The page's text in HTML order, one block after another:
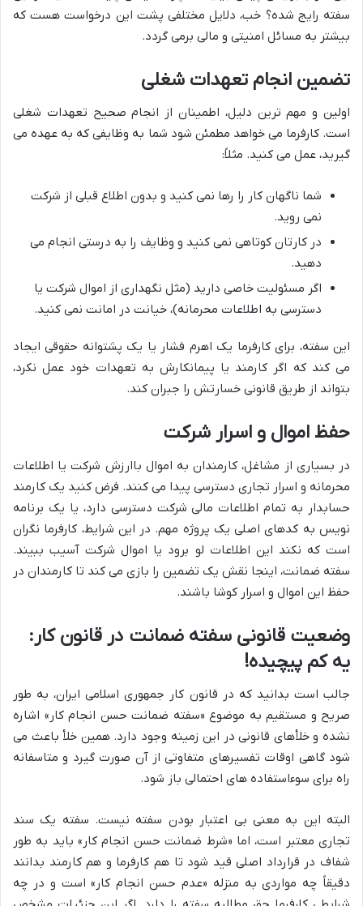
سفته رایج شده؟ خب، دلایل مختلفی پشت این درخواست هست که
بیشتر به مسائل امنیتی و مالی برمی گردد.
تضمین انجام تعهدات شغلی
اولین و مهم ترین دلیل، اطمینان از انجام صحیح تعهدات شغلی
است. کارفرما می خواهد مطمئن شود شما به وظایفی که به عهده می
گیرید، عمل می کنید. مثلاً:
شما ناگهان کار را رها نمی کنید و بدون اطلاع قبلی از شرکت
نمی روید.
در کارتان کوتاهی نمی کنید و وظایف را به درستی انجام می
دهید.
اگر مسئولیت خاصی دارید (مثل نگهداری از اموال شرکت یا
دسترسی به اطلاعات محرمانه)، خیانت در امانت نمی کنید.
این سفته، برای کارفرما یک اهرم فشار یا یک پشتوانه حقوقی ایجاد
می کند که اگر کارمند یا پیمانکارش به تعهدات خود عمل نکرد،
بتواند از طریق قانونی خسارتش را جبران کند.
حفظ اموال و اسرار شرکت
در بسیاری از مشاغل، کارمندان به اموال باارزش شرکت یا اطلاعات
محرمانه و اسرار تجاری دسترسی پیدا می کنند. فرض کنید یک کارمند
حسابدار به تمام اطلاعات مالی شرکت دسترسی دارد، یا یک برنامه
نویس به کدهای اصلی یک پروژه مهم. در این شرایط، کارفرما نگران
است که نکند این اطلاعات لو برود یا اموال شرکت آسیب ببیند.
سفته ضمانت، اینجا نقش یک تضمین را بازی می کند تا کارمندان در
حفظ این اموال و اسرار کوشا باشند.
وضعیت قانونی سفته ضمانت در قانون کار:
یه کم پیچیده!
جالب است بدانید که در قانون کار جمهوری اسلامی ایران، به طور
صریح و مستقیم به موضوع «سفته ضمانت حسن انجام کار» اشاره
نشده و خلأهای قانونی در این زمینه وجود دارد. همین خلأ باعث می
شود گاهی اوقات تفسیرهای متفاوتی از آن صورت گیرد و متاسفانه
راه برای سوءاستفاده های احتمالی باز شود.
البته این به معنی بی اعتبار بودن سفته نیست. سفته یک سند
تجاری معتبر است، اما «شرط ضمانت حسن انجام کار» باید به طور
شفاف در قرارداد اصلی قید شود تا هم کارفرما و هم کارمند بدانند
دقیقاً چه مواردی به منزله «عدم حسن انجام کار» است و در چه